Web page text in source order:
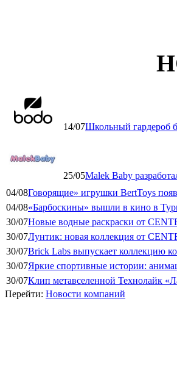
14/07Школьный гардероб
25/05Malek Baby
04/08Говорящие» игрушки BertToys
04/08«Барбоскины» вышли в кино в
30/07Новые водные раскраски от
30/07Лунтик: новая коллекция от
30/07Brick Labs выпускает коллекцию
30/07Яркие спортивные истории:
30/07Клип метавселенной Технолайк
Перейти: Новости компаний